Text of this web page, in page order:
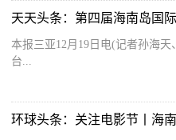
天天头条：第四届海南岛国
本报三亚12月19日电(记者孙海
台...